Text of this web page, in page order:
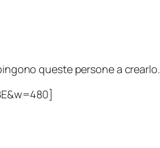
queste persone a crearlo.